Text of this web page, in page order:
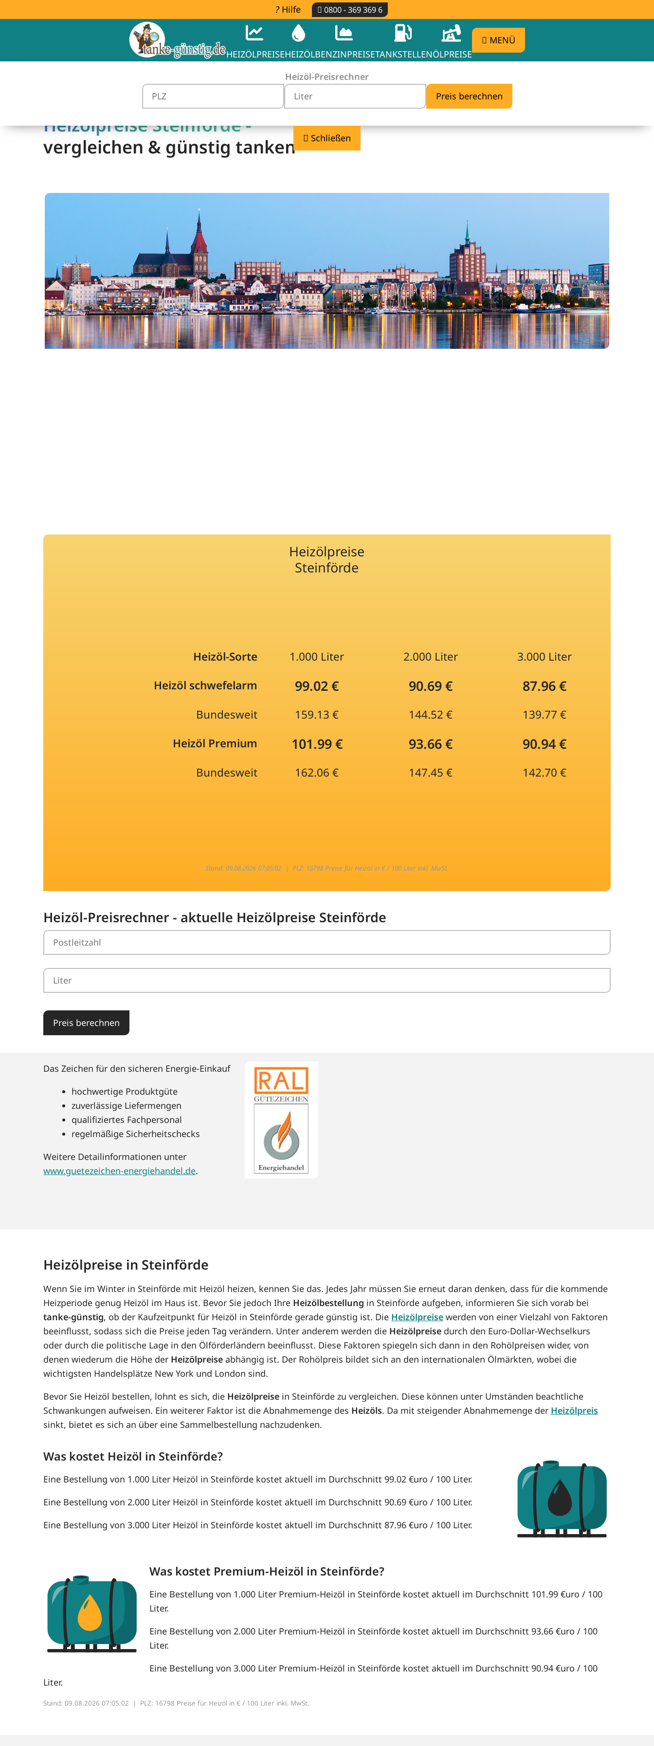
Hilfe 0800 - 369 369 6
HEIZÖLPREISEHEIZÖLBENZINPREISETANKSTELLENÖLPREISE
MENÜ
Heizöl-Preisrechner
Schließen
Heizölpreise Steinförde -
vergleichen & günstig tanken
Heizölpreise
Steinförde
Heizöl-Sorte 1.000 Liter 2.000 Liter
3.000 Liter
Heizöl schwefelarm
99.02 € 90.69 € 87.96 €
Bundesweit 159.13 € 144.52 €
139.77 €
Heizöl Premium
101.99 € 93.66 € 90.94 €
Bundesweit 162.06 € 147.45 € 142.70 €
Stand: 09.08.2026 07:05:02 |PLZ: 16798 Preise für Heizöl in € / 100 Liter inkl. MwSt.
Heizöl-Preisrechner - aktuelle Heizölpreise Steinförde
Preis berechnen
Das Zeichen für den sicheren Energie-Einkauf
hochwertige Produktgüte
zuverlässige Liefermengen
qualifiziertes Fachpersonal
regelmäßige Sicherheitschecks
Weitere Detailinformationen unter
www.guetezeichen-energiehandel.de.
Heizölpreise in Steinförde
Wenn Sie im Winter in Steinförde mit Heizöl heizen, kennen Sie das. Jedes Jahr müssen Sie erneut daran denken, dass für die kommende
Heizperiode genug Heizöl im Haus ist. Bevor Sie jedoch Ihre Heizölbestellung in Steinförde aufgeben, informieren Sie sich vorab bei
tanke-günstig, ob der Kaufzeitpunkt für Heizöl in Steinförde gerade günstig ist. Die Heizölpreise werden von einer Vielzahl von Faktoren
beeinflusst, sodass sich die Preise jeden Tag verändern. Unter anderem werden die Heizölpreise durch den Euro-Dollar-Wechselkurs
oder durch die politische Lage in den Ölförderländern beeinflusst. Diese Faktoren spiegeln sich dann in den Rohölpreisen wider, von
denen wiederum die Höhe der Heizölpreise abhängig ist. Der Rohölpreis bildet sich an den internationalen Ölmärkten, wobei die
wichtigsten Handelsplätze New York und London sind.
Bevor Sie Heizöl bestellen, lohnt es sich, die Heizölpreise in Steinförde zu vergleichen. Diese können unter Umständen beachtliche
Schwankungen aufweisen. Ein weiterer Faktor ist die Abnahmemenge des Heizöls. Da mit steigender Abnahmemenge der Heizölpreis
sinkt, bietet es sich an über eine Sammelbestellung nachzudenken.
Was kostet Heizöl in Steinförde?
Eine Bestellung von 1.000 Liter Heizöl in Steinförde kostet aktuell im Durchschnitt 99.02 €uro / 100 Liter.
Eine Bestellung von 2.000 Liter Heizöl in Steinförde kostet aktuell im Durchschnitt 90.69 €uro / 100 Liter.
Eine Bestellung von 3.000 Liter Heizöl in Steinförde kostet aktuell im Durchschnitt 87.96 €uro / 100 Liter.
Was kostet Premium-Heizöl in Steinförde?
Eine Bestellung von 1.000 Liter Premium-Heizöl in Steinförde kostet aktuell im Durchschnitt 101.99 €uro / 100
Liter.
Eine Bestellung von 2.000 Liter Premium-Heizöl in Steinförde kostet aktuell im Durchschnitt 93.66 €uro / 100
Liter.
Eine Bestellung von 3.000 Liter Premium-Heizöl in Steinförde kostet aktuell im Durchschnitt 90.94 €uro / 100
Liter.
Stand: 09.08.2026 07:05:02 | PLZ: 16798 Preise für Heizöl in € / 100 Liter inkl. MwSt.